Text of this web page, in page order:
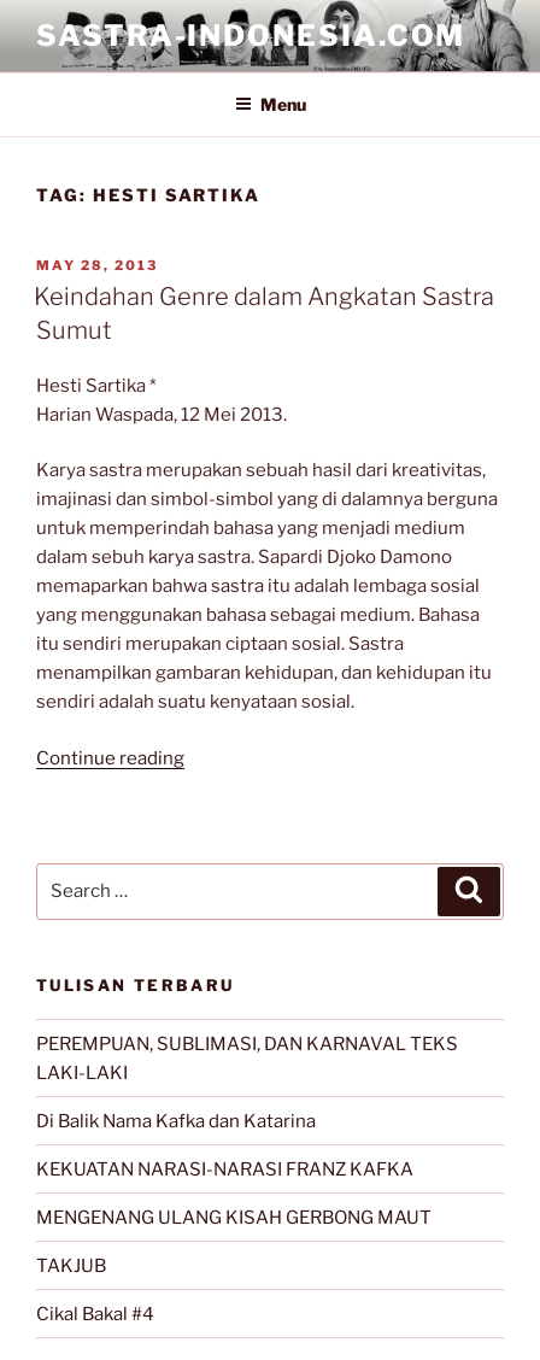
content
SASTRA-INDONESIA.COM
Menu
TAG: HESTI SARTIKA
POSTED
ON
MAY 28, 2013
Keindahan Genre dalam Angkatan Sastra
Sumut
Hesti Sartika *
Harian Waspada, 12 Mei 2013.
Karya sastra merupakan sebuah hasil dari kreativitas,
imajinasi dan simbol-simbol yang di dalamnya berguna
untuk memperindah bahasa yang menjadi medium
dalam sebuh karya sastra. Sapardi Djoko Damono
memaparkan bahwa sastra itu adalah lembaga sosial
yang menggunakan bahasa sebagai medium. Bahasa
itu sendiri merupakan ciptaan sosial. Sastra
menampilkan gambaran kehidupan, dan kehidupan itu
sendiri adalah suatu kenyataan sosial.
Continue reading“Keindahan
TULISAN TERBARU
PEREMPUAN, SUBLIMASI, DAN KARNAVAL TEKS
LAKI-LAKI
Di Balik Nama Kafka dan Katarina
KEKUATAN NARASI-NARASI FRANZ KAFKA
MENGENANG ULANG KISAH GERBONG MAUT
TAKJUB
Cikal Bakal #4